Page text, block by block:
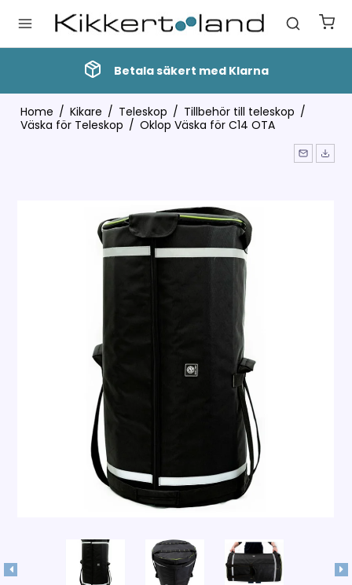
Betala säkert med Klarna
Home / Kikare / Teleskop / Tillbehör till teleskop /
Väska för Teleskop / Oklop Väska för C14 OTA